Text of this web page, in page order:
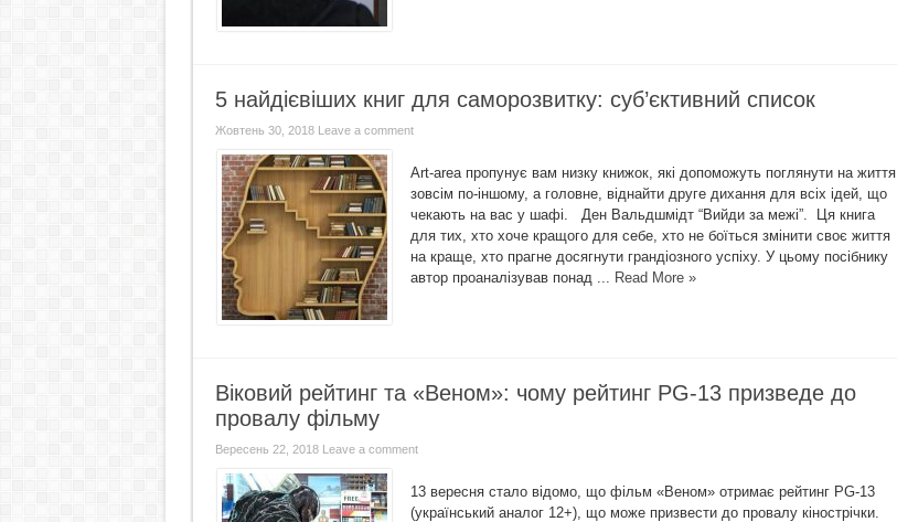
5 найдієвіших книг для саморозвитку: суб’єктивний список
Жовтень 30, 2018 Leave a comment
Art-area пропунує вам низку книжок, які допоможуть поглянути на життя
зовсім по-іншому, а головне, віднайти друге дихання для всіх ідей, що
чекають на вас у шафі. Ден Вальдшмідт “Вийди за межі”. Ця книга
для тих, хто хоче кращого для себе, хто не боїться змінити своє життя
на краще, хто прагне досягнути грандіозного успіху. У цьому посібнику
автор проаналізував понад ... Read More »
Віковий рейтинг та «Веном»: чому рейтинг PG-13 призведе до
провалу фільму
Вересень 22, 2018 Leave a comment
13 вересня стало відомо, що фільм «Веном» отримає рейтинг PG-13
(український аналог 12+), що може призвести до провалу кінострічки.